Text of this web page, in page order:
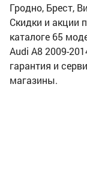
Гродно, Брест,
Скидки и акции
каталоге 65
Audi A8 2009-
гарантия и
магазины.